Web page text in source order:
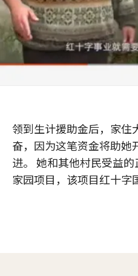
领到生计援助金后，家住
奋，因为这笔资金将助她
进。 她和其他村民受益
家园项目，该项目红十字